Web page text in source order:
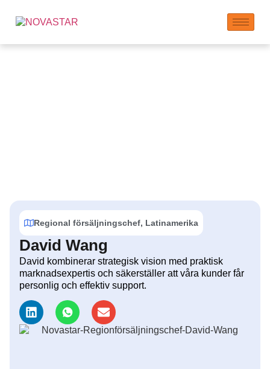
Regional försäljningschef, Latinamerika
David Wang
David kombinerar strategisk vision med praktisk
marknadsexpertis och säkerställer att våra kunder får
personlig och effektiv support.